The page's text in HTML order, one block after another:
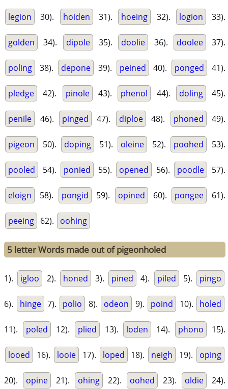
legion 30). hoiden 31). hoeing 32). logion 33).
golden 34). dipole 35). doolie 36). doolee 37).
poling 38). depone 39). peined 40). ponged 41).
pledge 42). pinole 43). phenol 44). doling 45).
penile 46). pinged 47). diploe 48). phoned 49).
pigeon 50). doping 51). oleine 52). poohed 53).
pooled 54). ponied 55). opened 56). poodle 57).
eloign 58). pongid 59). opined 60). pongee 61).
peeing 62). oohing
5 letter Words made out of pigeonholed
1). igloo 2). honed 3). pined 4). piled 5). pingo
6). hinge 7). polio 8). odeon 9). poind 10). holed
11). poled 12). plied 13). loden 14). phono 15).
looed 16). looie 17). loped 18). neigh 19). oping
20). opine 21). ohing 22). oohed 23). oldie 24).